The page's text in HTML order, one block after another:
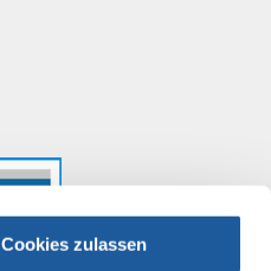
Cookies zulassen